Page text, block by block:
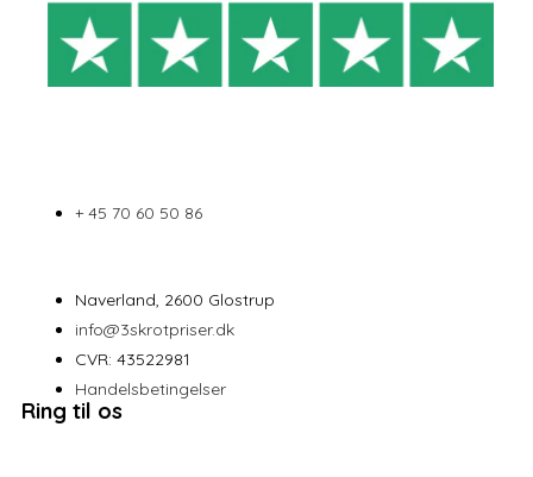
+ 45 70 60 50 86
Naverland, 2600 Glostrup
info@3skrotpriser.dk
CVR: 43522981
Handelsbetingelser
Ring til os